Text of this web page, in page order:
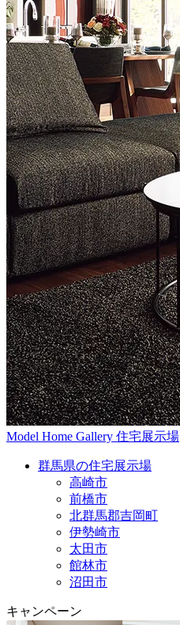
Model Home Gallery 住宅展示場
群馬県の住宅展示場
高崎市
前橋市
北群馬郡吉岡町
伊勢崎市
太田市
館林市
沼田市
キャンペーン